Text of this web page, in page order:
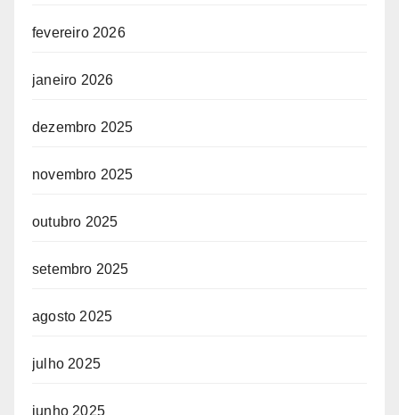
fevereiro 2026
janeiro 2026
dezembro 2025
novembro 2025
outubro 2025
setembro 2025
agosto 2025
julho 2025
junho 2025